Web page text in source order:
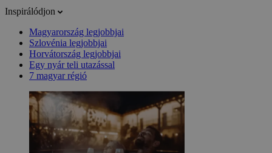
Inspirálódjon
Magyarország legjobbjai
Szlovénia legjobbjai
Horvátország legjobbjai
Egy nyár teli utazással
7 magyar régió